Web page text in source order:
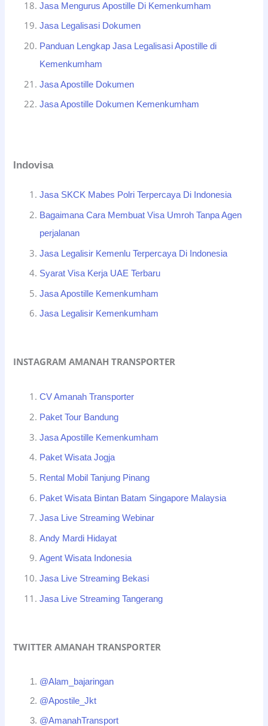
Jasa Mengurus Apostille Di Kemenkumham
Jasa Legalisasi Dokumen
Panduan Lengkap Jasa Legalisasi Apostille di
Kemenkumham
Jasa Apostille Dokumen
Jasa Apostille Dokumen Kemenkumham
Indovisa
Jasa SKCK Mabes Polri Terpercaya Di Indonesia
Bagaimana Cara Membuat Visa Umroh Tanpa Agen
perjalanan
Jasa Legalisir Kemenlu Terpercaya Di Indonesia
Syarat Visa Kerja UAE Terbaru
Jasa Apostille Kemenkumham
Jasa Legalisir Kemenkumham
INSTAGRAM AMANAH TRANSPORTER
CV Amanah Transporter
Paket Tour Bandung
Jasa Apostille Kemenkumham
Paket Wisata Jogja
Rental Mobil Tanjung Pinang
Paket Wisata Bintan Batam Singapore Malaysia
Jasa Live Streaming Webinar
Andy Mardi Hidayat
Agent Wisata Indonesia
Jasa Live Streaming Bekasi
Jasa Live Streaming Tangerang
TWITTER AMANAH TRANSPORTER
@Alam_bajaringan
@Apostile_Jkt
@AmanahTransport